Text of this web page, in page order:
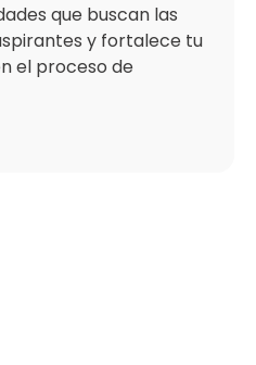
que buscan las
y fortalece tu
el proceso de